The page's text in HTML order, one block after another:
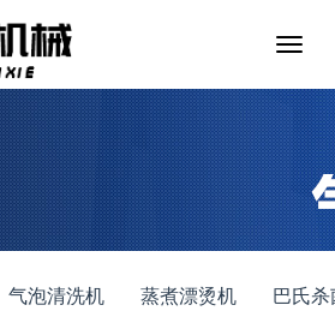
气泡清洗机 蒸煮漂烫机 巴氏杀